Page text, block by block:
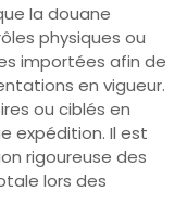
la douane
physiques ou
importées afin de
en vigueur.
ou ciblés en
expédition. Il est
rigoureuse des
lors des